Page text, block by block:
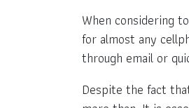
When considering
for almost any
through email or
Despite the fact